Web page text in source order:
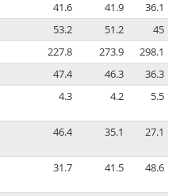
41.6 41.9
36.1
53.2 51.2
45
227.8 273.9
298.1
47.4 46.3
36.3
4.3 4.2 5.5
46.4 35.1 27.1
31.7 41.5 48.6